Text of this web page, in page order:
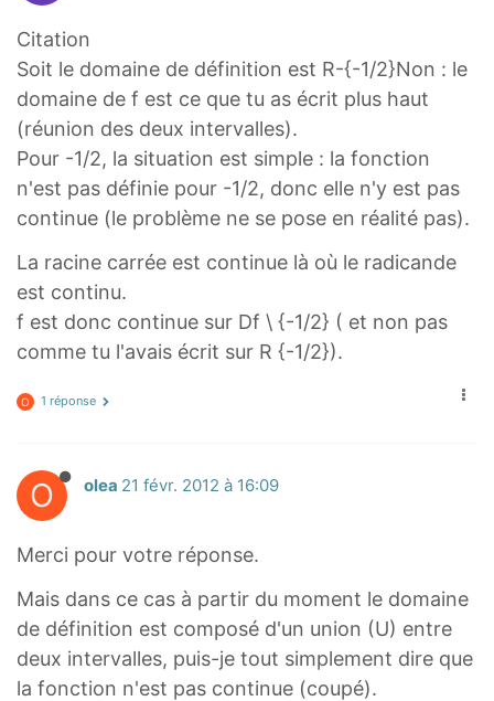
f
r
c
{
1
{
}
1
}
{
Citation
Soit le domaine de définition est R-{-1/2}Non : le
domaine de f est ce que tu as écrit plus haut
(réunion des deux intervalles).
Pour -1/2, la situation est simple : la fonction
n'est pas définie pour -1/2, donc elle n'y est pas
continue (le problème ne se pose en réalité pas).
La racine carrée est continue là où le radicande
est continu.
f est donc continue sur Df \ {-1/2} ( et non pas
comme tu l'avais écrit sur R {-1/2}).
O 1 réponse
O olea 21 févr. 2012 à 16:09
Merci pour votre réponse.
Mais dans ce cas à partir du moment le domaine
de définition est composé d'un union (U) entre
deux intervalles, puis-je tout simplement dire que
la fonction n'est pas continue (coupé).